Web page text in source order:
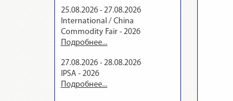
25.08.2026 - 27.08.2026
International / China
Commodity Fair - 2026
Подробнее...
27.08.2026 - 28.08.2026
IPSA - 2026
Подробнее...